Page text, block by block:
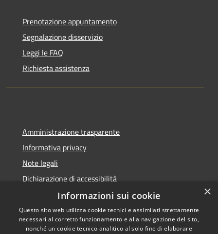
Prenotazione appuntamento
Segnalazione disservizio
Leggi le FAQ
Richiesta assistenza
Amministrazione trasparente
Informativa privacy
Note legali
Dichiarazione di accessibilità
Copyright © 2026 • Comune di
×
Informazioni sui cookie
Questo sito web utilizza cookie tecnici e assimilati strettamente
necessari al corretto funzionamento e alla navigazione del sito,
nonché un cookie tecnico analitico al solo fine di elaborare